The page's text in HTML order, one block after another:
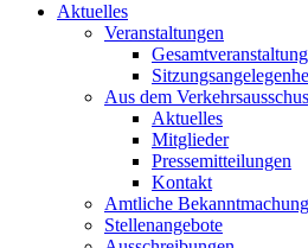
Aktuelles
Veranstaltungen
Aus dem
Aktuelles
Mitglieder
Pressemitteilungen
Kontakt
Amtliche
Stellenangebote